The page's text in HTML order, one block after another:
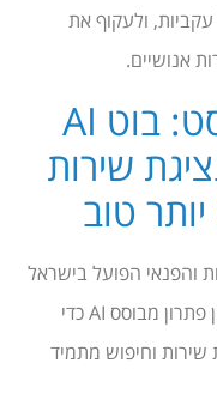
ולעקוף את
אנושיים.
סיפור מקרה בקונסיסט: בוט AI
שירות
טוב
והפנאי הפועל בישראל
ומשרת לקוחות מכל הגילאים, בחר לבחון פתרון מבוסס AI כדי
שירות וחיפוש מתמיד